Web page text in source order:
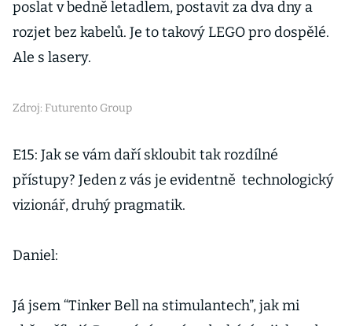
poslat v bedně letadlem, postavit za dva dny a
rozjet bez kabelů. Je to takový LEGO pro dospělé.
Ale s lasery.
Zdroj: Futurento Group
E15: Jak se vám daří skloubit tak rozdílné
přístupy? Jeden z vás je evidentně technologický
vizionář, druhý pragmatik.
Daniel:
Já jsem “Tinker Bell na stimulantech”, jak mi